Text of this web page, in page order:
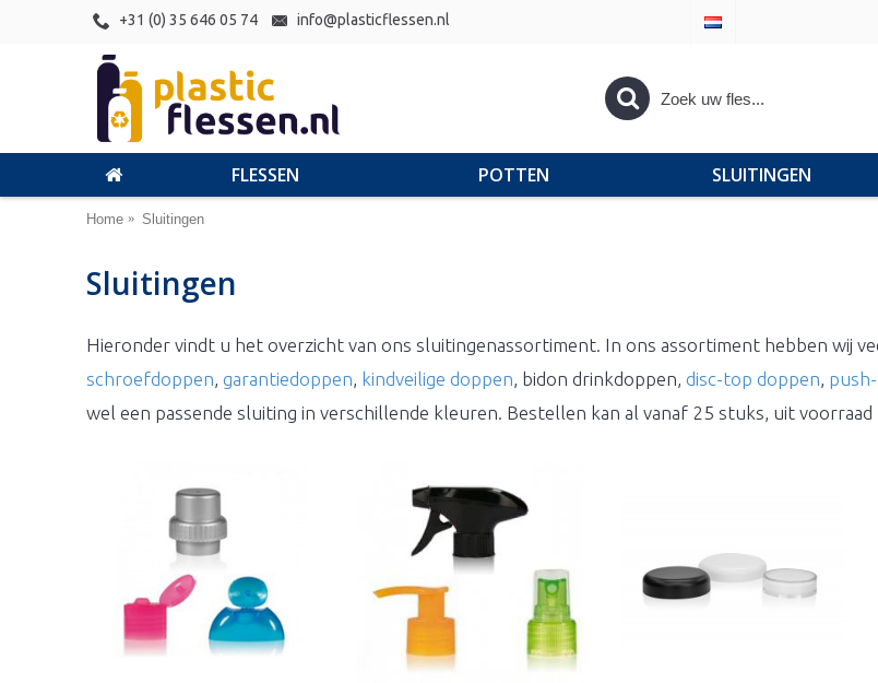
+31 (0) 35 646 05 74 info@plasticflessen.nl
FLESSEN POTTEN SLUITINGEN
Home Sluitingen
Sluitingen
Hieronder vindt u het overzicht van ons sluitingenassortiment. In ons assortiment hebben wij
schroefdoppen, garantiedoppen, kindveilige doppen, bidon drinkdoppen, disc-top doppen,
wel een passende sluiting in verschillende kleuren. Bestellen kan al vanaf 25 stuks, uit